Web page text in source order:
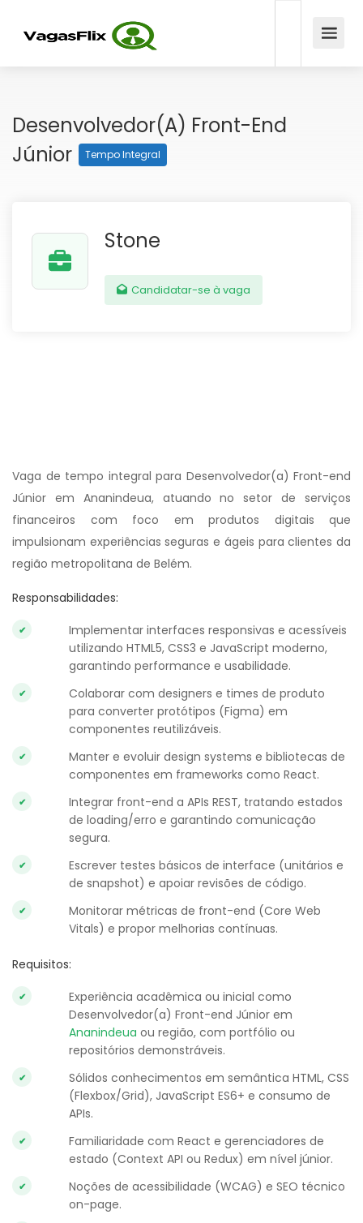
Desenvolvedor(a) Front-End
Júnior
Tempo Integral
Stone
Candidatar-se à vaga
Vaga de tempo integral para Desenvolvedor(a) Front-end
Júnior em Ananindeua, atuando no setor de serviços
financeiros com foco em produtos digitais que
impulsionam experiências seguras e ágeis para clientes da
região metropolitana de Belém.
Responsabilidades:
Implementar interfaces responsivas e acessíveis
utilizando HTML5, CSS3 e JavaScript moderno,
garantindo performance e usabilidade.
Colaborar com designers e times de produto
para converter protótipos (Figma) em
componentes reutilizáveis.
Manter e evoluir design systems e bibliotecas de
componentes em frameworks como React.
Integrar front-end a APIs REST, tratando estados
de loading/erro e garantindo comunicação
segura.
Escrever testes básicos de interface (unitários e
de snapshot) e apoiar revisões de código.
Monitorar métricas de front-end (Core Web
Vitals) e propor melhorias contínuas.
Requisitos:
Experiência acadêmica ou inicial como
Desenvolvedor(a) Front-end Júnior em
Ananindeua ou região, com portfólio ou
repositórios demonstráveis.
Sólidos conhecimentos em semântica HTML, CSS
(Flexbox/Grid), JavaScript ES6+ e consumo de
APIs.
Familiaridade com React e gerenciadores de
estado (Context API ou Redux) em nível júnior.
Noções de acessibilidade (WCAG) e SEO técnico
on-page.